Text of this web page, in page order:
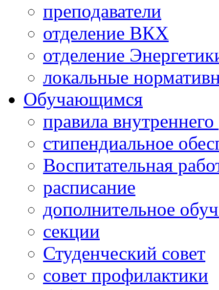
преподаватели
отделение ВКХ
отделение
локальные
Обучающимся
правила
стипендиальное
Воспитательная
расписание
дополнительное
секции
Студенческий совет
совет профилактики